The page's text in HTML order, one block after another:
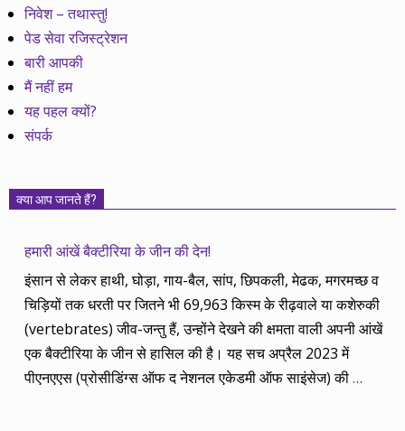
निवेश – तथास्तु!
पेड सेवा रजिस्ट्रेशन
बारी आपकी
मैं नहीं हम
यह पहल क्यों?
संपर्क
क्या आप जानते हैं?
हमारी आंखें बैक्टीरिया के जीन की देन!
इंसान से लेकर हाथी, घोड़ा, गाय-बैल, सांप, छिपकली, मेढक, मगरमच्छ व
चिड़ियों तक धरती पर जितने भी 69,963 किस्म के रीढ़वाले या कशेरुकी
(vertebrates) जीव-जन्तु हैं, उन्होंने देखने की क्षमता वाली अपनी आंखें
एक बैक्टीरिया के जीन से हासिल की है। यह सच अप्रैल 2023 में
पीएनएएस (प्रोसीडिंग्स ऑफ द नेशनल एकेडमी ऑफ साइंसेज) की…